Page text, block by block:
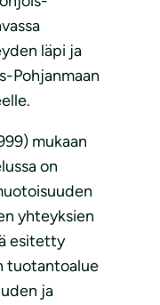
läpi ja
Pohjanmaan
mukaan
on
yhteyksien
esitetty
tuotantoalue
ja